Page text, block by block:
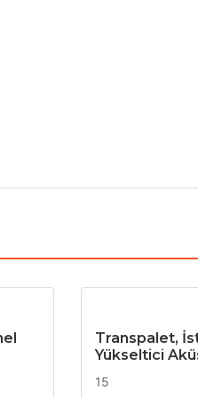
Transpalet,
Yükseltici
15